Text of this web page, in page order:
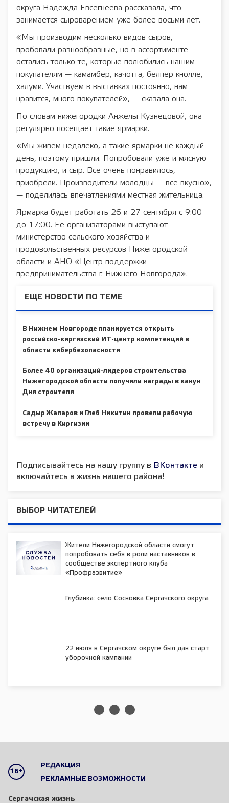
округа Надежда Евсегнеева рассказала, что
занимается сыроварением уже более восьми лет.
«Мы производим несколько видов сыров,
пробовали разнообразные, но в ассортименте
остались только те, которые полюбились нашим
покупателям — камамбер, качотта, белпер кнолле,
халуми. Участвуем в выставках постоянно, нам
нравится, много покупателей», — сказала она.
По словам нижегородки Анжелы Кузнецовой, она
регулярно посещает такие ярмарки.
«Мы живем недалеко, а такие ярмарки не каждый
день, поэтому пришли. Попробовали уже и мясную
продукцию, и сыр. Все очень понравилось,
приобрели. Производители молодцы — все вкусно»,
— поделилась впечатлениями местная жительница.
Ярмарка будет работать 26 и 27 сентября с 9:00
до 17:00. Ее организаторами выступают
министерство сельского хозяйства и
продовольственных ресурсов Нижегородской
области и АНО «Центр поддержки
предпринимательства г. Нижнего Новгорода».
ЕЩЕ НОВОСТИ ПО ТЕМЕ
В Нижнем Новгороде планируется открыть
российско-киргизский ИТ-центр компетенций в
области кибербезопасности
Более 40 организаций-лидеров строительства
Нижегородской области получили награды в канун
Дня строителя
Садыр Жапаров и Глеб Никитин провели рабочую
встречу в Киргизии
Подписывайтесь на нашу группу в ВКонтакте и
включайтесь в жизнь нашего района!
ВЫБОР ЧИТАТЕЛЕЙ
Жители Нижегородской области смогут
попробовать себя в роли наставников в
сообществе экспертного клуба
«Профразвитие»
Глубинка: село Сосновка Сергачского округа
22 июля в Сергачском округе был дан старт
уборочной кампании
16+
РЕДАКЦИЯ
РЕКЛАМНЫЕ ВОЗМОЖНОСТИ
Сергачская жизнь